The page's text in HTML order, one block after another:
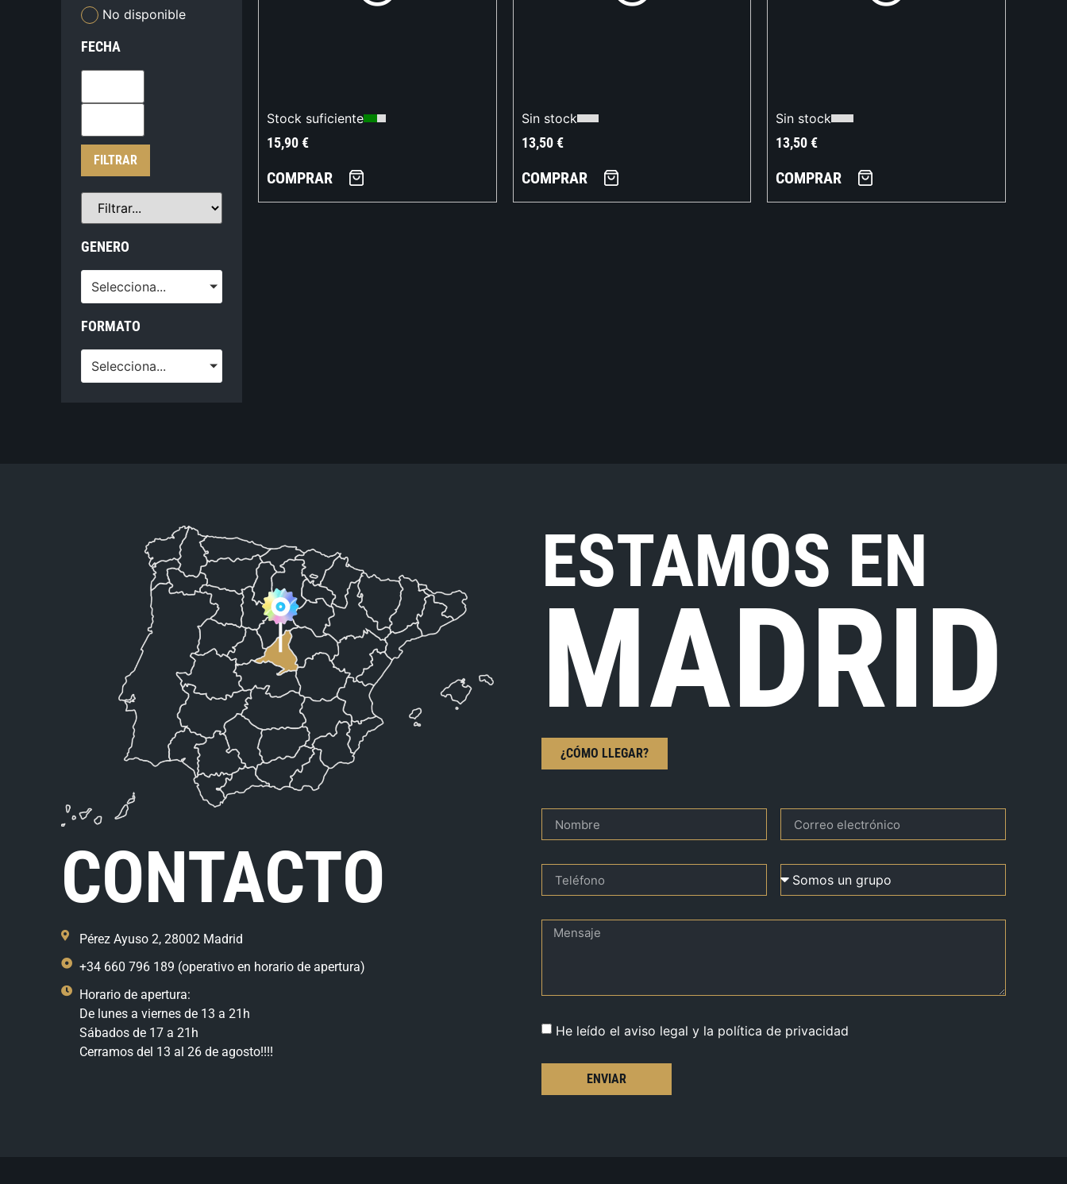
No disponible
FECHA
FILTRAR
GENERO
Selecciona...
FORMATO
Selecciona...
Stock suficiente
15,90€
COMPRAR
Sin stock
13,50€
COMPRAR
Sin stock
13,50€
COMPRAR
CONTACTO
Pérez Ayuso 2, 28002 Madrid
+34 660 796 189 (operativo en horario de apertura)
Horario de apertura:
De lunes a viernes de 13 a 21h
Sábados de 17 a 21h
Cerramos del 13 al 26 de agosto!!!!
ESTAMOS EN
MADRID
¿CÓMO LLEGAR?
He leído el aviso legal y la política de privacidad
ENVIAR